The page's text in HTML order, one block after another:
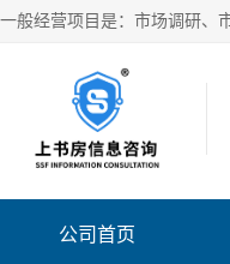
公司首页